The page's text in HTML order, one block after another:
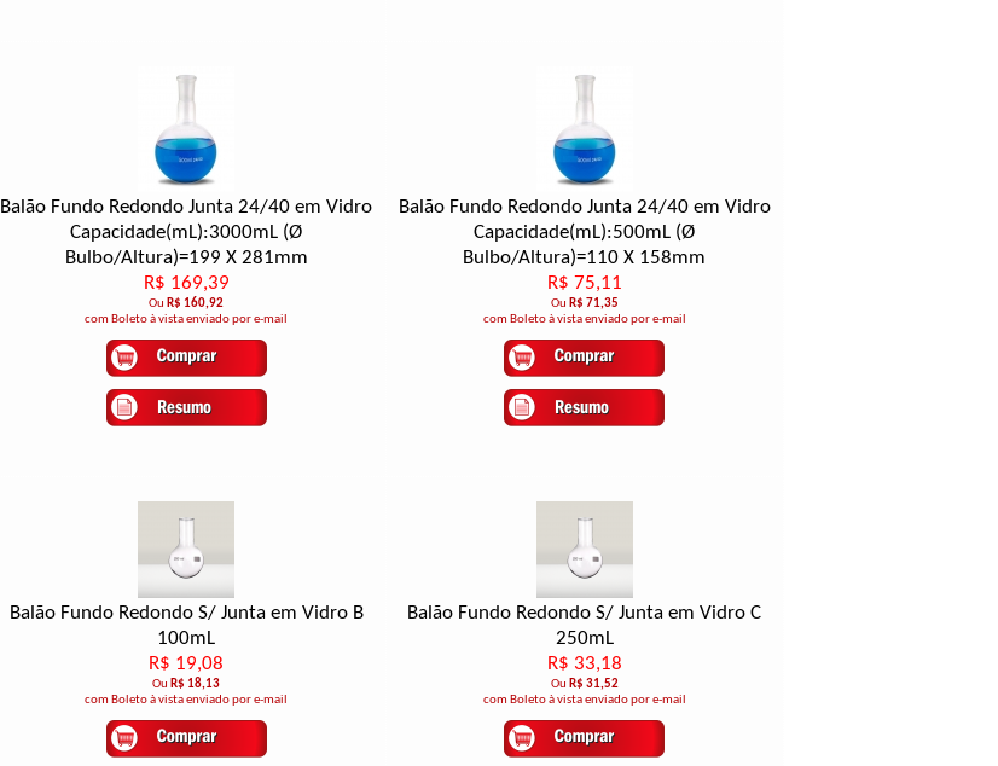
Balão Fundo Redondo Junta 24/40 em Vidro
Capacidade(mL):3000mL (Ø
Bulbo/Altura)=199 X 281mm
R$ 169,39
Ou R$ 160,92
com Boleto à vista enviado por e-mail
Balão Fundo Redondo Junta 24/40 em Vidro
Capacidade(mL):500mL (Ø
Bulbo/Altura)=110 X 158mm
R$ 75,11
Ou R$ 71,35
com Boleto à vista enviado por e-mail
Balão Fundo Redondo S/ Junta em Vidro B
100mL
R$ 19,08
Ou R$ 18,13
com Boleto à vista enviado por e-mail
Balão Fundo Redondo S/ Junta em Vidro C
250mL
R$ 33,18
Ou R$ 31,52
com Boleto à vista enviado por e-mail